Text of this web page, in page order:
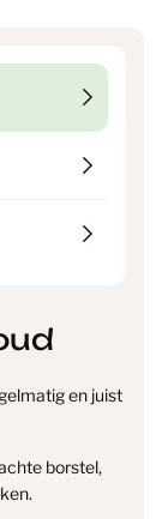
en juist
borstel,